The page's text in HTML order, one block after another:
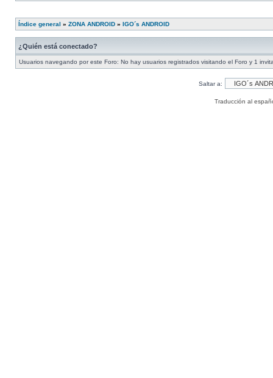
Índice general » ZONA ANDROID » IGO´s ANDROID
¿Quién está conectado?
Usuarios navegando por este Foro: No hay usuarios registrados visitando el Foro y 1
Saltar a:
Traducción al